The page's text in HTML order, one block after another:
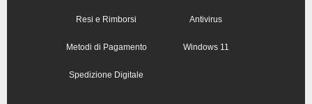
Resi e Rimborsi
Metodi di Pagamento
Spedizione Digitale
Antivirus
Windows 11